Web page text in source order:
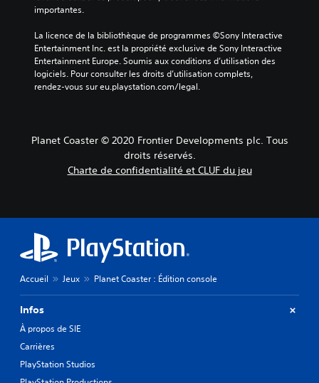
importantes.
La licence de la bibliothèque de programmes ©Sony Interactive
Entertainment Inc. est la propriété exclusive de Sony Interactive
Entertainment Europe. Soumis aux conditions d’utilisation des
logiciels. Pour consulter les droits d’utilisation complets,
rendez-vous sur eu.playstation.com/legal.
Planet Coaster © 2020 Frontier Developments plc. Tous
droits réservés.
Charte de confidentialité et CLUF du jeu
Accueil Jeux Planet Coaster : Édition console
Infos
À propos de SIE
Carrières
PlayStation Studios